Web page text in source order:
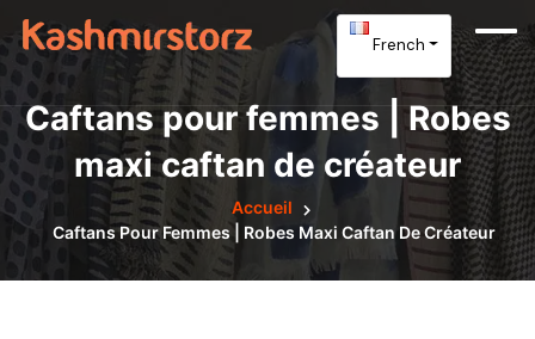
French
Caftans pour femmes | Robes
maxi caftan de créateur
Accueil
Caftans Pour Femmes | Robes Maxi Caftan De Créateur